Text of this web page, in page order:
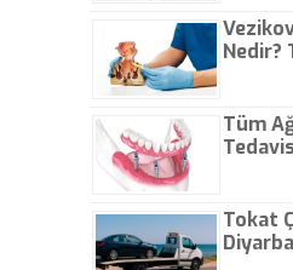
Nedir?
Tüm
Tokat